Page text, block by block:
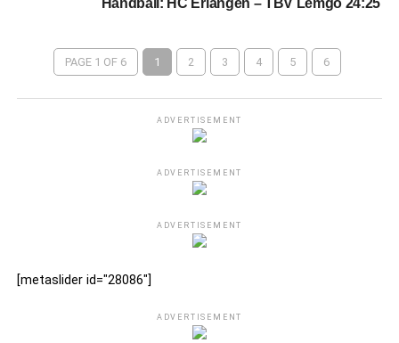
Handball: HC Erlangen – TBV Lemgo 24:25
PAGE 1 OF 6 1 2 3 4 5 6
ADVERTISEMENT
ADVERTISEMENT
ADVERTISEMENT
[metaslider id="28086"]
ADVERTISEMENT